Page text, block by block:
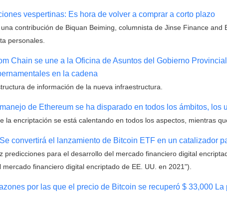
vespertinas: Es hora de volver a comprar a corto plazo
contribución de Biquan Beiming, columnista de Jinse Finance
personales.
Chain se une a la Oficina de Asuntos del Gobierno
en la cadena
de información de la nueva infraestructura.
de Ethereum se ha disparado en todos los ámbitos,
la encriptación se está calentando en todos los aspectos, mientras
convertirá el lanzamiento de Bitcoin ETF en un catalizador
predicciones para el desarrollo del mercado financiero digital
mercado financiero digital encriptado de EE. UU. en 2021").
por las que el precio de Bitcoin se recuperó $ 33,000